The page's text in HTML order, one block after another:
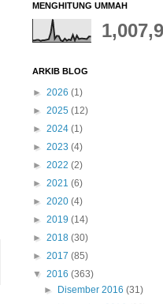
MENGHITUNG UMMAH
ARKIB BLOG
► 2026 (1)
► 2025 (12)
► 2024 (1)
► 2023 (4)
► 2022 (2)
► 2021 (6)
► 2020 (4)
► 2019 (14)
► 2018 (30)
► 2017 (85)
▼ 2016 (363)
►
Disember 2016(31)